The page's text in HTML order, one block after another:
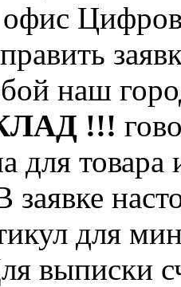
офис
наш
!!!
для
заявке
для
выписки